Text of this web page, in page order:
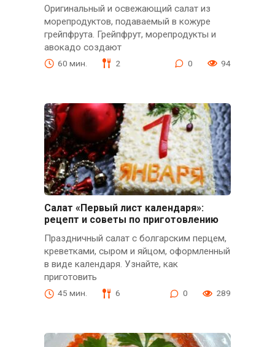
Оригинальный и освежающий салат из
морепродуктов, подаваемый в кожуре
грейпфрута. Грейпфрут, морепродукты и
авокадо создают
60 мин. 2 0 94
Салат «Первый лист календаря»:
рецепт и советы по приготовлению
Праздничный салат с болгарским перцем,
креветками, сыром и яйцом, оформленный
в виде календаря. Узнайте, как
приготовить
45 мин. 6 0 289